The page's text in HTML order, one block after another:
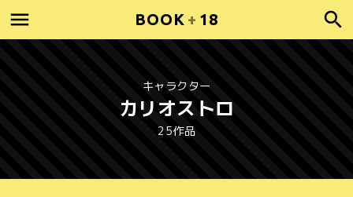
BOOK + 18
キャラクター
カリオストロ
25作品